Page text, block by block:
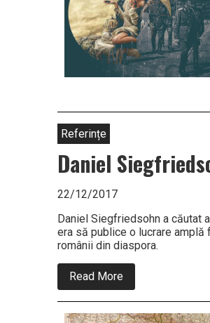
Referințe
Daniel
22/12/2017
Daniel Siegfriedsohn a căutat
era să publice o lucrare
românii din diaspora.
Read More
Daniel
Siegfriedsohn